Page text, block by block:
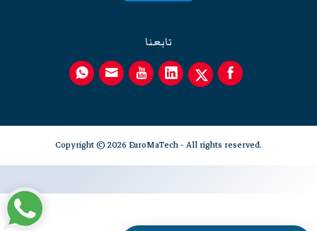
تابعنا
Copyright © 2026 EuroMaTech - All rights reserved.